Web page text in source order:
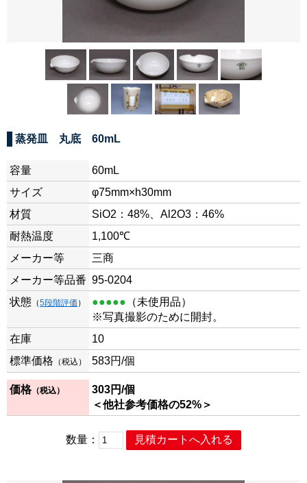
蒸発皿 丸底 60mL
容量
60mL
サイズ
φ75mm×h30mm
材質
SiO2：48%、Al2O3：46%
耐熱温度
1,100℃
メーカー等
三商
メーカー等品番 95-0204
状態 （5段階評価 ） ●●●●● （未使用品）
※写真撮影のために開封。
在庫
10
標準価格 （税込） 583円/個
価格（税込） 303円/個
＜他社参考価格の52%＞
数量：